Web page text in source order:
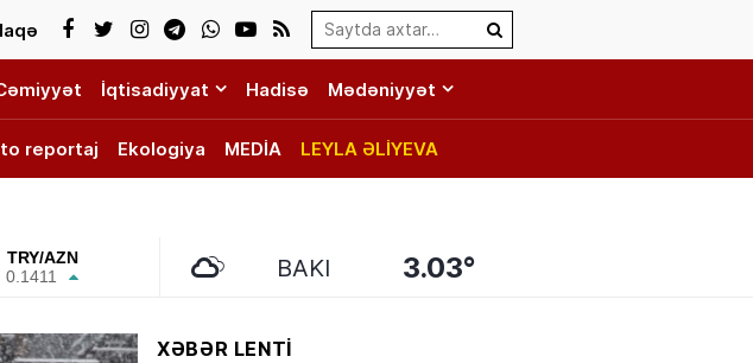
Search…
İqtisadiyyat Hadisə Mədəniyyət
reportaj Ekologiya MEDİA LEYLA ƏLİYEVA
TRY/AZN
0.1411
BAKI 3.03°
XƏBƏR LENTİ